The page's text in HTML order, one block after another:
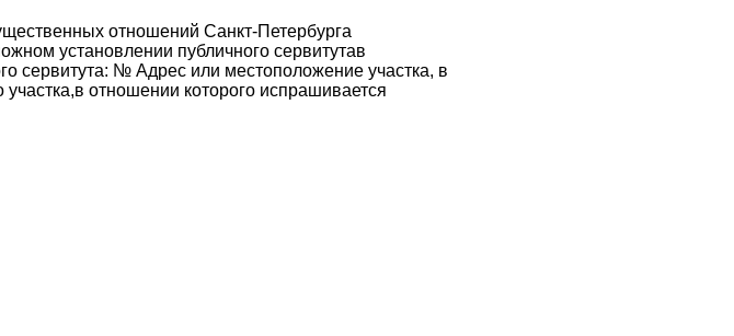
отношений Санкт-Петербурга
установлении публичного сервитутав
сервитута: № Адрес или местоположение участка, в
отношении которого испрашивается